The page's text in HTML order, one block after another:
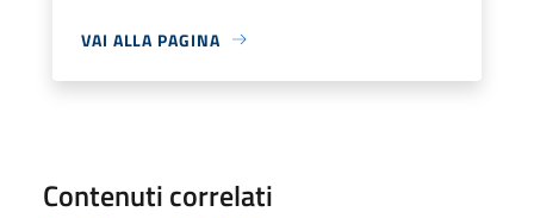
VAI ALLA PAGINA
Contenuti correlati